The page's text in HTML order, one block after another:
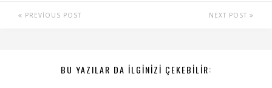
PREVIOUS POST NEXT POST
BU YAZILAR DA ILGINIZI ÇEKEBILIR: